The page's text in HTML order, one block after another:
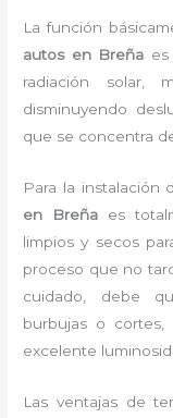
La función
autos en Breña
radiación solar,
disminuyendo
que se concentra
Para la instalación
en Breña es
limpios y secos
proceso que no
cuidado, debe
burbujas o
excelente
Las ventajas de